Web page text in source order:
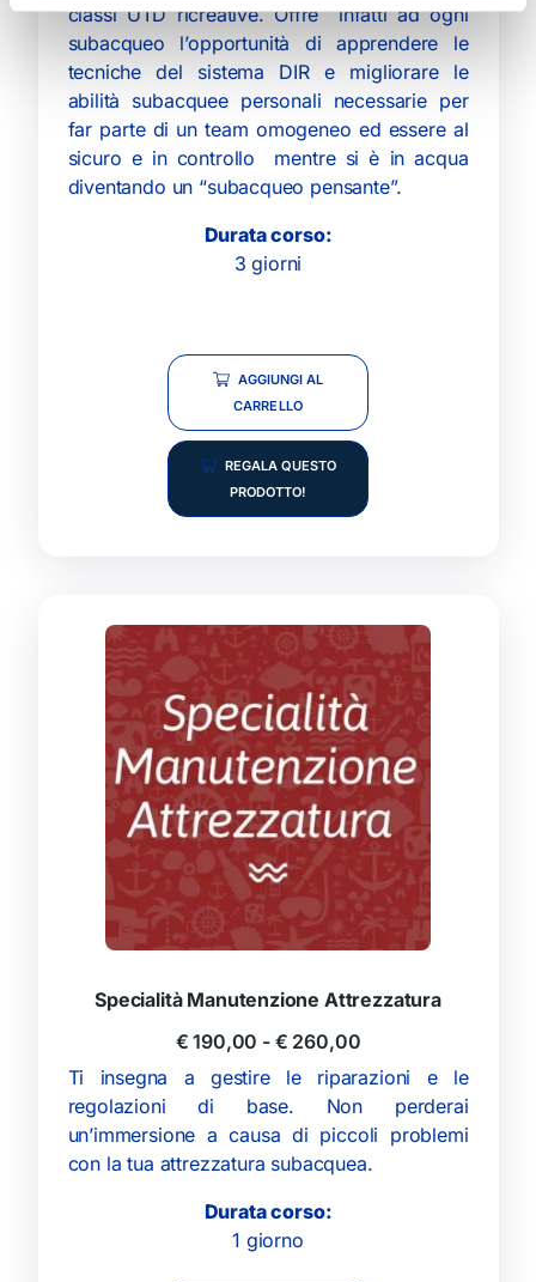
classi UTD ricreative. Offre infatti ad ogni
subacqueo l’opportunità di apprendere le
tecniche del sistema DIR e migliorare le
abilità subacquee personali necessarie per
far parte di un team omogeneo ed essere al
sicuro e in controllo mentre si è in acqua
diventando un “subacqueo pensante”.
Durata corso:
3 giorni
AGGIUNGI AL
CARRELLO
REGALA QUESTO
PRODOTTO!
Specialità Manutenzione Attrezzatura
€ 190,00 - € 260,00
Ti insegna a gestire le riparazioni e le
regolazioni di base. Non perderai
un’immersione a causa di piccoli problemi
con la tua attrezzatura subacquea.
Durata corso:
1 giorno